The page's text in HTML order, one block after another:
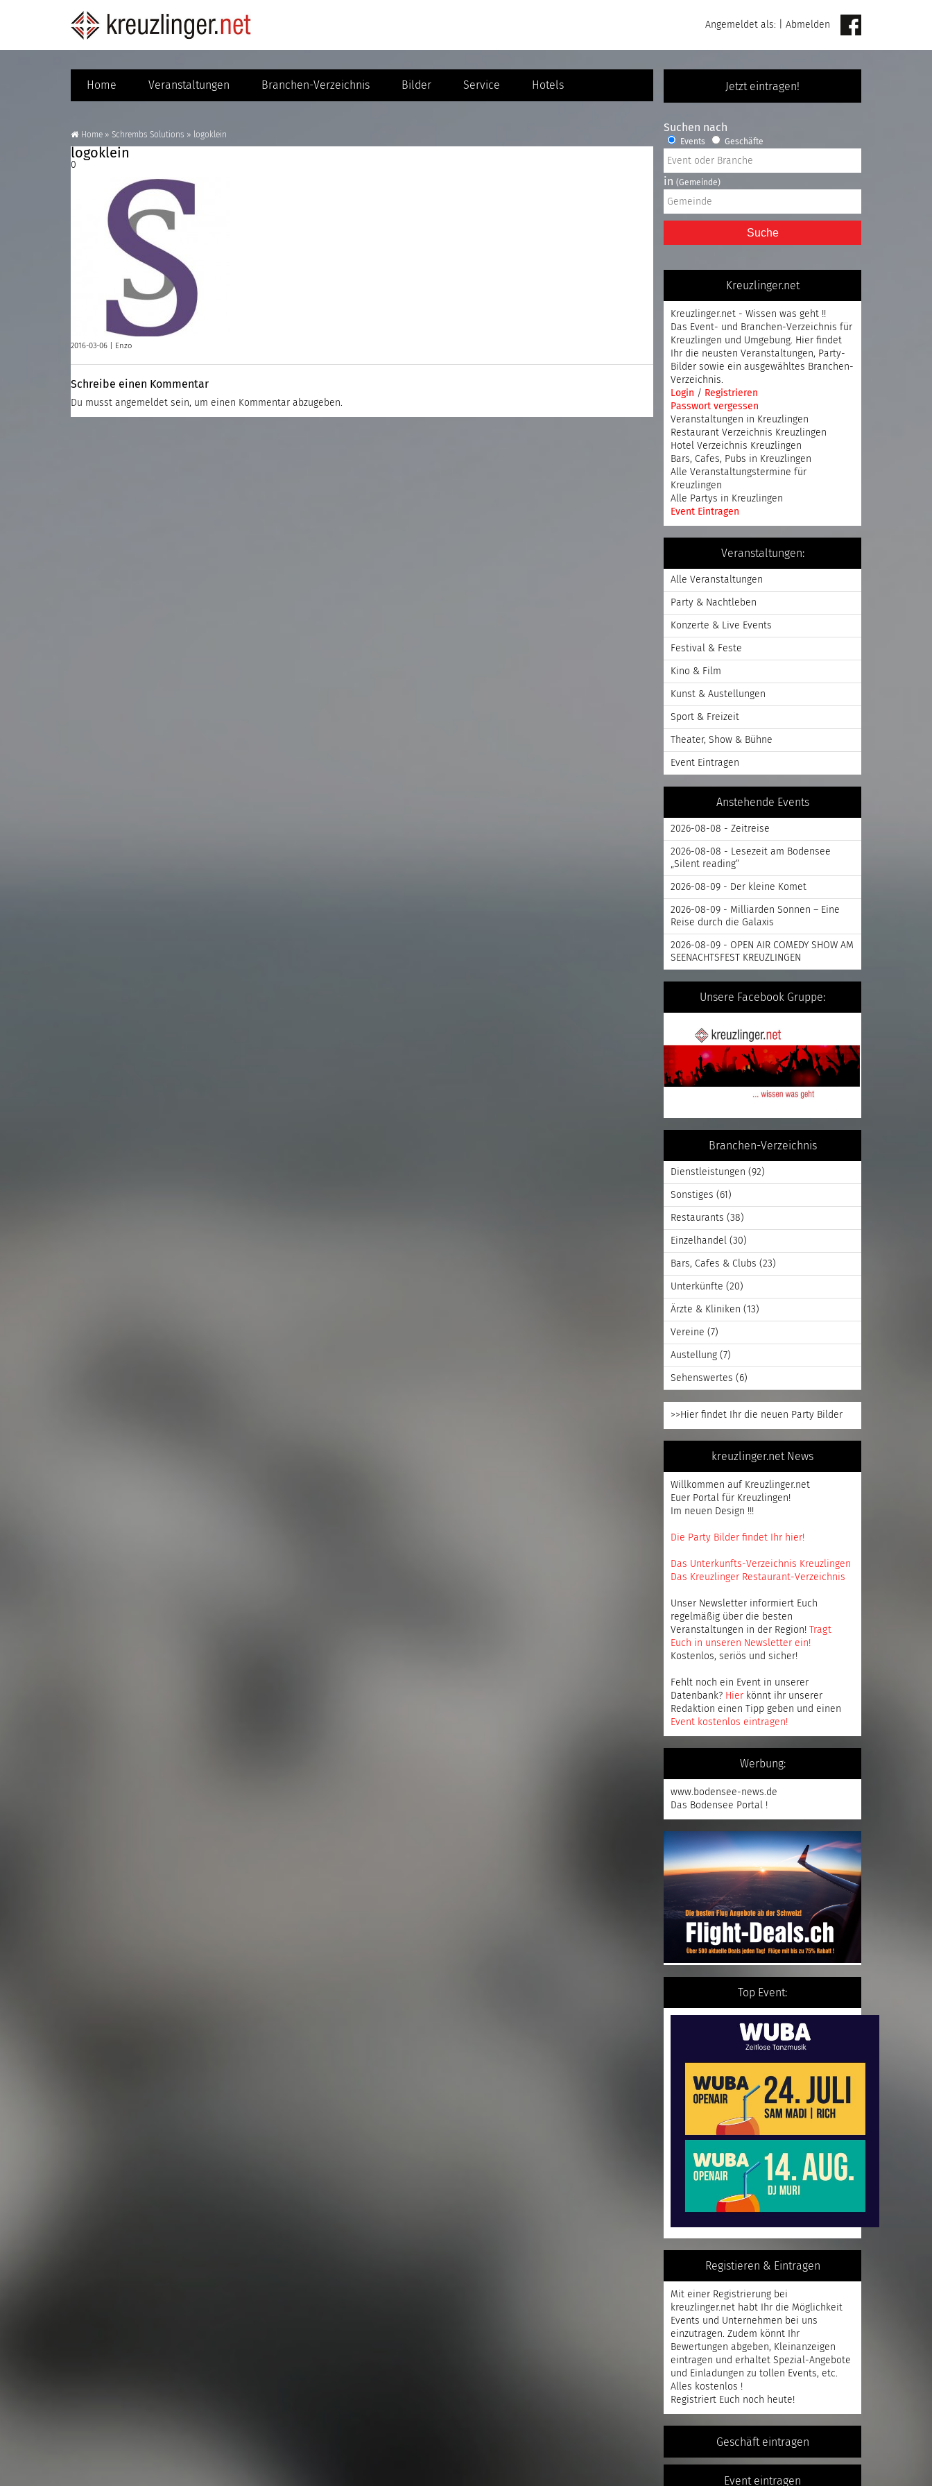
Angemeldet als: Abmelden
Jetzt eintragen!
Home Veranstaltungen Branchen-Verzeichnis Bilder Service Hotels
Home » Schrembs Solutions » logoklein
logoklein
0
2016-03-06 | Enzo
Schreibe einen Kommentar
Du musst angemeldet sein, um einen Kommentar abzugeben.
Suchen nach
Events Geschäfte
in (Gemeinde)
Suche
Kreuzlinger.net
Kreuzlinger.net - Wissen was geht !!
Das Event- und Branchen-Verzeichnis für
Kreuzlingen und Umgebung. Hier findet
Ihr die neusten Veranstaltungen, Party-
Bilder sowie ein ausgewähltes Branchen-
Verzeichnis.
Login / Registrieren
Passwort vergessen
Veranstaltungen in Kreuzlingen
Restaurant Verzeichnis Kreuzlingen
Hotel Verzeichnis Kreuzlingen
Bars, Cafes, Pubs in Kreuzlingen
Alle Veranstaltungstermine für
Kreuzlingen
Alle Partys in Kreuzlingen
Event Eintragen
Veranstaltungen:
Alle Veranstaltungen
Party & Nachtleben
Konzerte & Live Events
Festival & Feste
Kino & Film
Kunst & Austellungen
Sport & Freizeit
Theater, Show & Bühne
Event Eintragen
Anstehende Events
2026-08-08 - Zeitreise
2026-08-08 - Lesezeit am Bodensee
„Silent reading“
2026-08-09 - Der kleine Komet
2026-08-09 - Milliarden Sonnen – Eine
Reise durch die Galaxis
2026-08-09 - OPEN AIR COMEDY SHOW AM
SEENACHTSFEST KREUZLINGEN
Unsere Facebook Gruppe:
Branchen-Verzeichnis
Dienstleistungen (92)
Sonstiges (61)
Restaurants (38)
Einzelhandel (30)
Bars, Cafes & Clubs (23)
Unterkünfte (20)
Ärzte & Kliniken (13)
Vereine (7)
Austellung (7)
Sehenswertes (6)
>>Hier findet Ihr die neuen Party Bilder
kreuzlinger.net News
Willkommen auf Kreuzlinger.net
Euer Portal für Kreuzlingen!
Im neuen Design !!!
Die Party Bilder findet Ihr hier!
Das Unterkunfts-Verzeichnis Kreuzlingen
Das Kreuzlinger Restaurant-Verzeichnis
Unser Newsletter informiert Euch
regelmäßig über die besten
Veranstaltungen in der Region! Tragt
Euch in unseren Newsletter ein!
Kostenlos, seriös und sicher!
Fehlt noch ein Event in unserer
Datenbank? Hier könnt ihr unserer
Redaktion einen Tipp geben und einen
Event kostenlos eintragen!
Werbung:
www.bodensee-news.de
Das Bodensee Portal !
Top Event:
Registieren & Eintragen
Mit einer Registrierung bei
kreuzlinger.net habt Ihr die Möglichkeit
Events und Unternehmen bei uns
einzutragen. Zudem könnt Ihr
Bewertungen abgeben, Kleinanzeigen
eintragen und erhaltet Spezial-Angebote
und Einladungen zu tollen Events, etc.
Alles kostenlos !
Registriert Euch noch heute!
Geschäft eintragen
Event eintragen